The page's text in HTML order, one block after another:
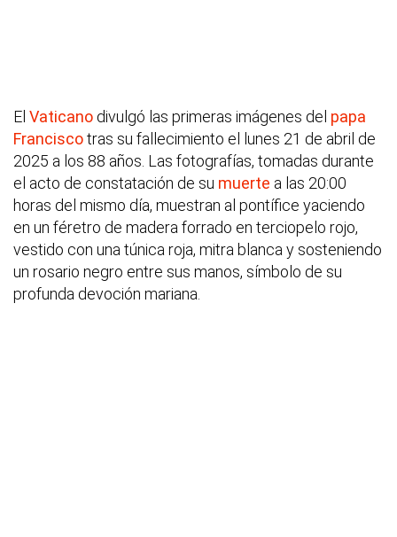
El Vaticano divulgó las primeras imágenes del papa
Franciscotras su fallecimiento el lunes 21 de abril de
2025 a los 88 años. Las fotografías, tomadas durante
el acto de constatación de su muerte a las 20:00
horas del mismo día, muestran al pontífice yaciendo
en un féretro de madera forrado en terciopelo rojo,
vestido con una túnica roja, mitra blanca y sosteniendo
un rosario negro entre sus manos, símbolo de su
profunda devoción mariana.